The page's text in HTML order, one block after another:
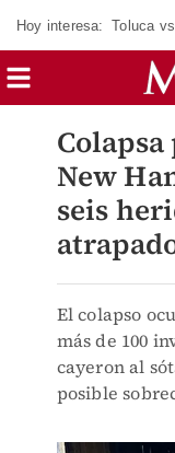
Hoy interesa: Toluca
New
seis
El colapso
más de 100
cayeron al
posible